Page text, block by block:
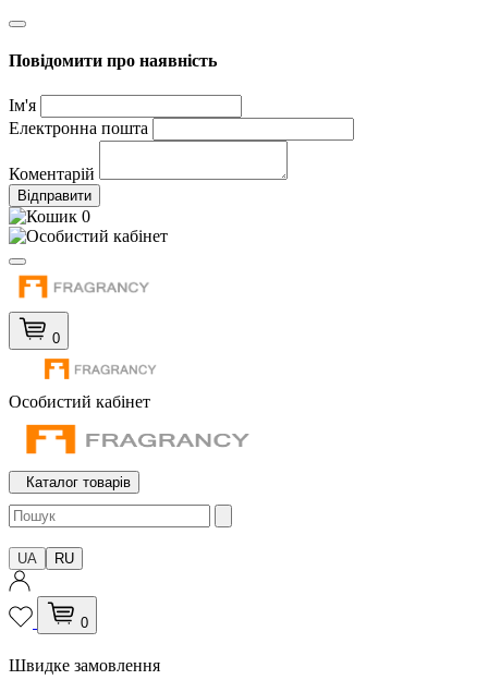
Повідомити про наявність
Ім'я
Електронна пошта
Коментарій
Відправити
0
0
Особистий кабінет
Каталог товарів
UA RU
0
Швидке замовлення